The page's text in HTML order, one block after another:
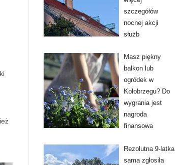
szczegółów
nocnej akcji
służb
Masz piękny
balkon lub
ogródek w
Kołobrzegu? Do
wygrania jest
nagroda
finansowa
Rezolutna 9-latka
sama zgłosiła